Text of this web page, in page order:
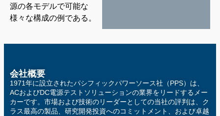
源の各モデルで可能な
様々な構成の例である。
会社概要
1971年に設立されたパシフィックパワーソース社（PPS）は、
ACおよびDC電源テストソリューションの業界をリードするメー
カーです。市場および技術のリーダーとしての当社の評判は、ク
ラス最高の製品、研究開発投資へのコミットメント、および卓越